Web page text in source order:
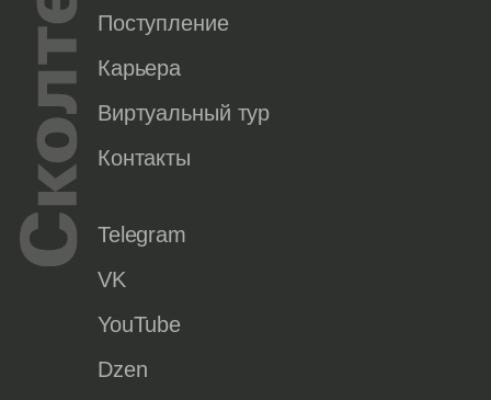
Поступление
Карьера
Виртуальный тур
Контакты
Telegram
VK
YouTube
Dzen